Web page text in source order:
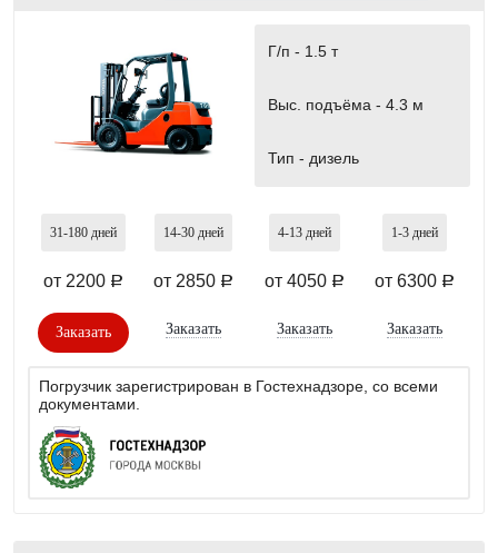
Г/п - 1.5 т
Выс. подъёма - 4.3 м
Тип - дизель
31-180 дней
от 2200 a
Заказать
14-30дней
от 2850 a
Заказать
4-13 дней
от 4050 a
Заказать
1-3 дней
от 6300 a
Заказать
Погрузчик зарегистрирован в Гостехнадзоре, со всеми
документами.